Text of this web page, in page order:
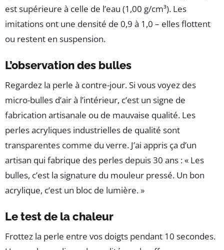
est supérieure à celle de l’eau (1,00 g/cm³). Les
imitations ont une densité de 0,9 à 1,0 – elles flottent
ou restent en suspension.
L’observation des bulles
Regardez la perle à contre-jour. Si vous voyez des
micro-bulles d’air à l’intérieur, c’est un signe de
fabrication artisanale ou de mauvaise qualité. Les
perles acryliques industrielles de qualité sont
transparentes comme du verre. J’ai appris ça d’un
artisan qui fabrique des perles depuis 30 ans : « Les
bulles, c’est la signature du mouleur pressé. Un bon
acrylique, c’est un bloc de lumière. »
Le test de la chaleur
Frottez la perle entre vos doigts pendant 10 secondes.